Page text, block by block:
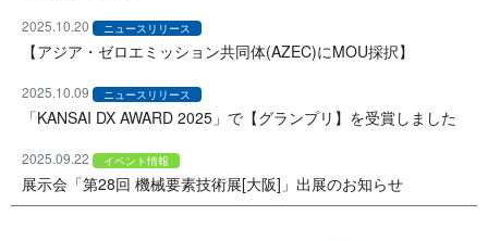
2025.10.20 ニュースリリース
【アジア・ゼロエミッション共同体(AZEC)にMOU採択】
2025.10.09 ニュースリリース
「KANSAI DX AWARD 2025」で【グランプリ】を受賞しました
2025.09.22 イベント情報
展示会「第28回 機械要素技術展[大阪]」出展のお知らせ